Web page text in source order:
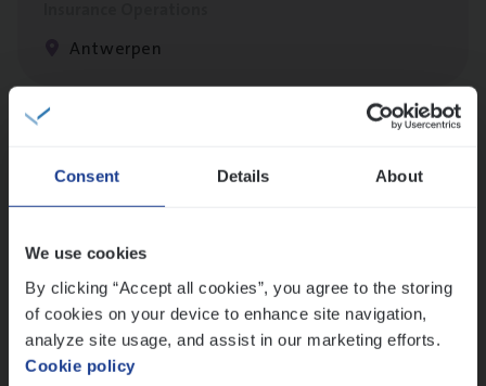
Consent Details About
We use cookies
By clicking “Accept all cookies”, you agree to the storing
of cookies on your device to enhance site navigation,
analyze site usage, and assist in our marketing efforts.
Cookie policy
Antwerpen
Insurance Operations
Dos­sier­be­heer­der Onder­ne­min­gen Van­b­
re­da Huys­mans — Mechelen